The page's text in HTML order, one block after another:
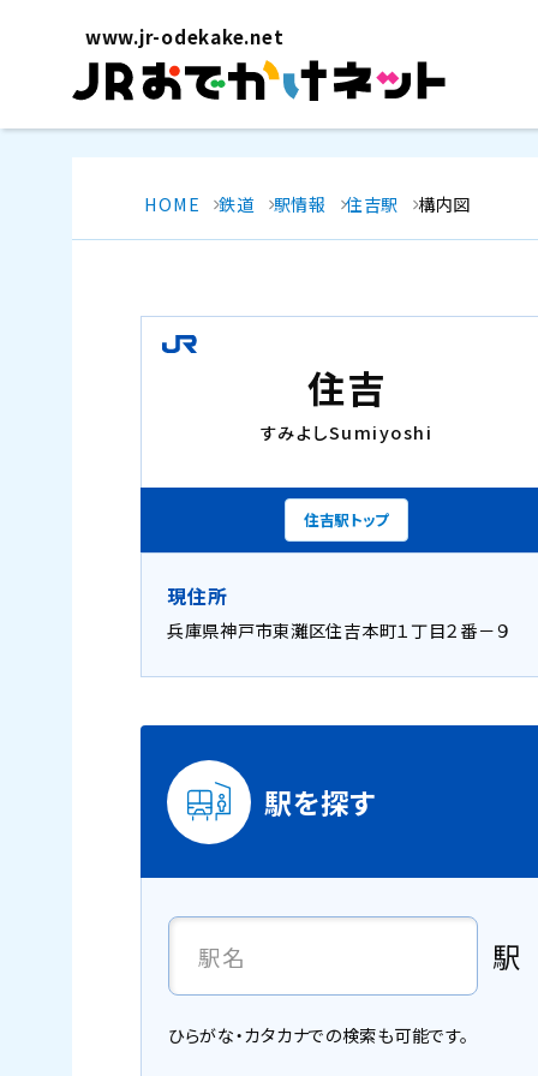
www.jr-odekake.net
HOME 鉄道 駅情報 住吉駅 構内図
住吉
すみよしSumiyoshi
住吉駅トップ
現住所
兵庫県神戸市東灘区住吉本町１丁目２番－９
駅を探す
駅
ひらがな・カタカナでの検索も可能です。